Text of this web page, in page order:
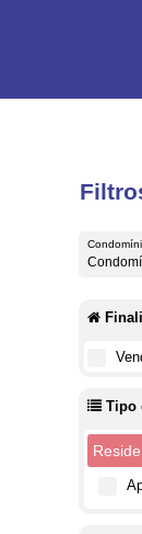
Tipo